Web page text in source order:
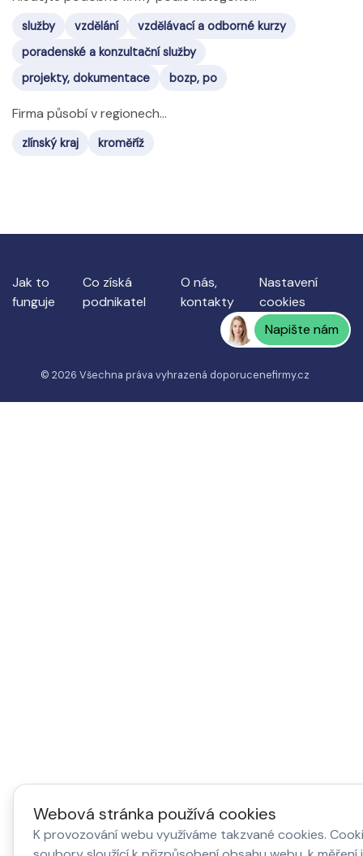
Webová stránka používá cookies
K provozování webu využíváme takzvané cookies.
služby vzdělání
vzdělávací a odborné kurzy
poradenské a konzultační služby
projekty, dokumentace
bozp, po
Firma působí v regionech...
zlínský kraj kroměříž
Jak to
funguje
Co získá
podnikatel
O nás,
kontakty
Nastavení
cookies
Napište nám
© 2026 Všechna práva vyhrazená doporucenefirmy.cz